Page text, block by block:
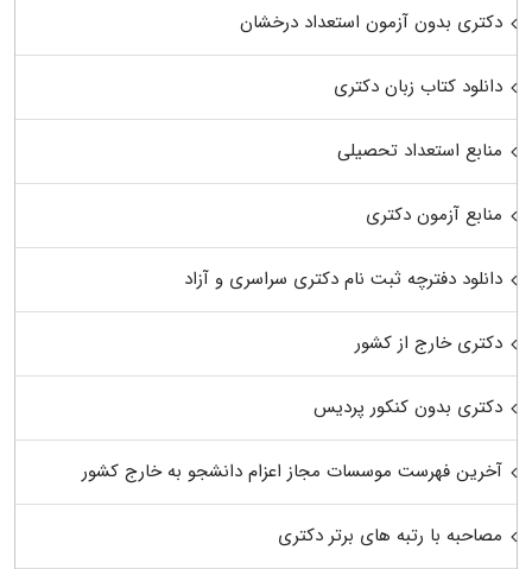
دکتری بدون آزمون استعداد درخشان
دانلود کتاب زبان دکتری
منابع استعداد تحصیلی
منابع آزمون دکتری
دانلود دفترچه ثبت نام دکتری سراسری و آزاد
دکتری خارج از کشور
دکتری بدون کنکور پردیس
آخرین فهرست موسسات مجاز اعزام دانشجو به خارج کشور
مصاحبه با رتبه های برتر دکتری